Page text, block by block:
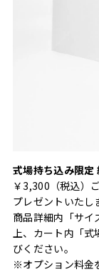
式場持ち込み限定
￥3,300（税込）
プレゼントいたし
商品詳細内「サイ
上、カート内「
びください。
※オプション料金